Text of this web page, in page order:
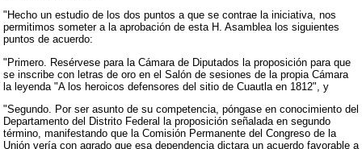
"Hecho un estudio de los dos puntos a que se contrae la iniciativa, nos
permitimos someter a la aprobación de esta H. Asamblea los siguientes
puntos de acuerdo:
"Primero. Resérvese para la Cámara de Diputados la proposición para que
se inscribe con letras de oro en el Salón de sesiones de la propia Cámara
la leyenda "A los heroicos defensores del sitio de Cuautla en 1812", y
"Segundo. Por ser asunto de su competencia, póngase en conocimiento del
Departamento del Distrito Federal la proposición señalada en segundo
término, manifestando que la Comisión Permanente del Congreso de la
Unión vería con agrado que esa dependencia dictara un acuerdo favorable a